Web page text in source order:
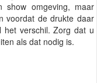
show omgeving, maar
voordat de drukte daar
het verschil. Zorg dat u
als dat nodig is.